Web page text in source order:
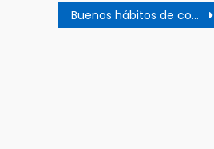
Buenos hábitos de conducción de un coche